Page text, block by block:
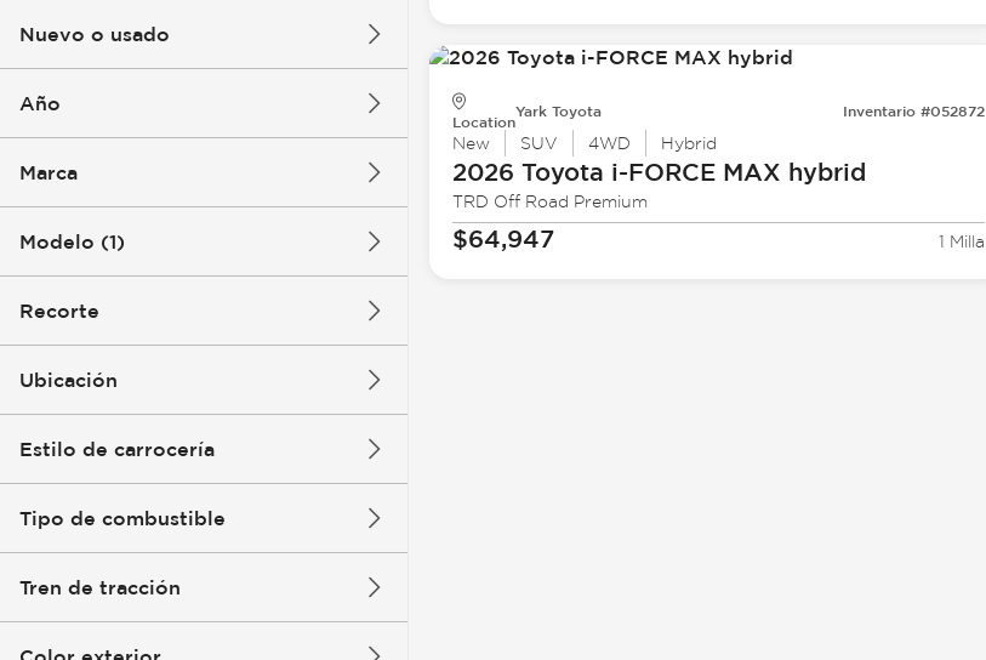
Nuevo o usado
Año
Marca
Modelo (1)
Recorte
Ubicación
Estilo de carrocería
Tipo de combustible
Tren de tracción
Location
Yark Toyota Inventario #052872
New SUV 4WD Hybrid
2026 Toyota i-FORCE MAX hybrid
TRD Off Road Premium
$64,947 1 Milla